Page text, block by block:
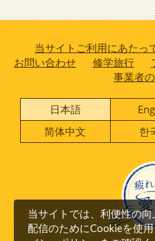
当サイトご利用にあたっ
お問い合わせ
修学旅行
事業者
日本語
简体中文
한
当サイトでは、利便性の
配信のためにCookieを使